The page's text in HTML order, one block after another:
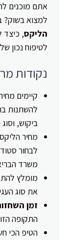
אתם מוכנים
למצוא בשוק?
הליקס, כיצד
לטיפוח נכון
נקודות
קיימים
להשתנות
ביקוש,
מחיר
לבחור
משרד
מומלץ
את סוג
זמן
התקופה
הטיפ הכי